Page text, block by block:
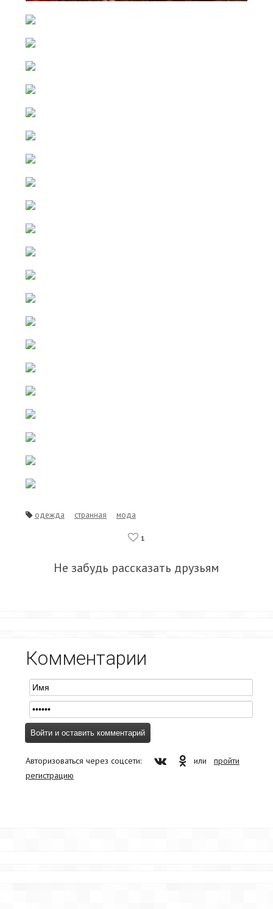
одежда странная мода
1
Не забудь рассказать друзьям
Комментарии
Авторизоваться через соцсети: или пройти
регистрацию